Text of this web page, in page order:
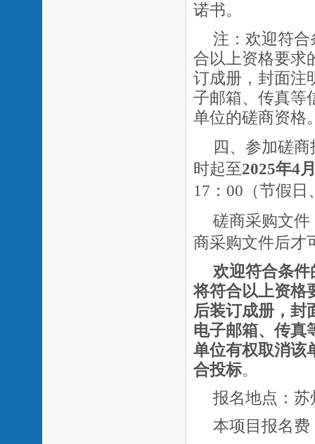
诺书。
注：欢迎符
合以上资格要求
订成册，封面注
子邮箱、传真等
单位的磋商资格
四、参加磋
时起至2025年4
17：00（节假
磋商采购文
商采购文件后才
欢迎符合条
将符合以上资格
后装订成册，封
电子邮箱、传真
单位有权取消该
合投标。
报名地点：
本项目报名